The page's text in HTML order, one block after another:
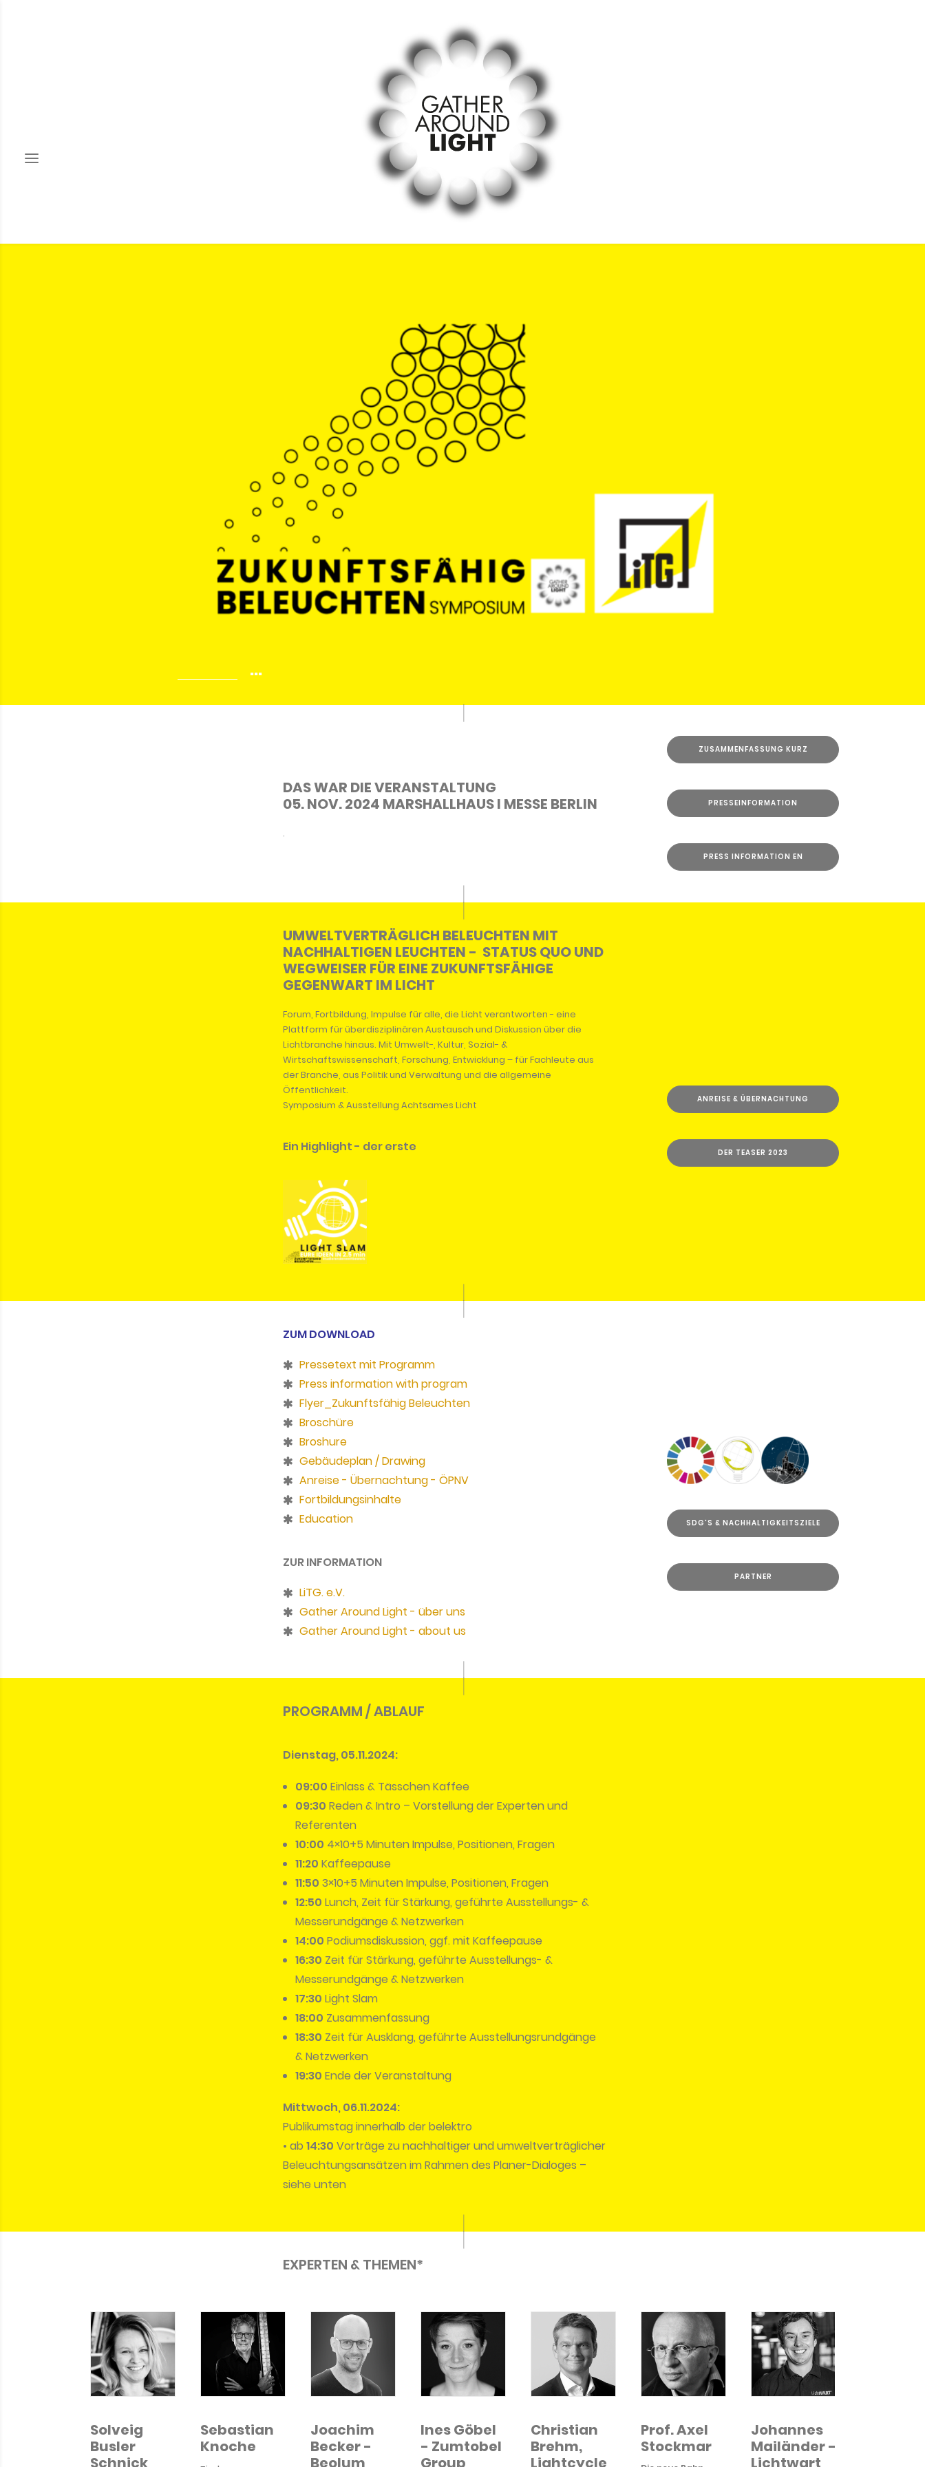
...
DAS WAR DIE VERANSTALTUNG
05. NOV. 2024 MARSHALLHAUS I MESSE BERLIN
.
ZUSAMMENFASSUNG KURZ
PRESSEINFORMATION
PRESS INFORMATION EN
UMWELTVERTRÄGLICH BELEUCHTEN MIT
NACHHALTIGEN LEUCHTEN - STATUS QUO UND
WEGWEISER FÜR EINE ZUKUNFTSFÄHIGE
GEGENWART IM LICHT
Forum, Fortbildung, Impulse für alle, die Licht verantworten - eine
Plattform für überdisziplinären Austausch und Diskussion über die
Lichtbranche hinaus. Mit Umwelt-, Kultur, Sozial- &
Wirtschaftswissenschaft, Forschung, Entwicklung – für Fachleute aus
der Branche, aus Politik und Verwaltung und die allgemeine
Öffentlichkeit.
Symposium & Ausstellung Achtsames Licht
Ein Highlight - der erste
ANREISE & ÜBERNACHTUNG
DER TEASER 2023
ZUM DOWNLOAD
Pressetext mit Programm
Press information with program
Flyer_Zukunftsfähig Beleuchten
Broschüre
Broshure
Gebäudeplan / Drawing
Anreise - Übernachtung - ÖPNV
Fortbildungsinhalte
Education
ZUR INFORMATION
LiTG. e.V.
Gather Around Light - über uns
Gather Around Light - about us
SDG'S & NACHHALTIGKEITSZIELE
PARTNER
PROGRAMM / ABLAUF
Dienstag, 05.11.2024:
09:00 Einlass & Tässchen Kaffee
09:30 Reden & Intro – Vorstellung der Experten und
Referenten
10:00 4×10+5 Minuten Impulse, Positionen, Fragen
11:20 Kaffeepause
11:50 3×10+5 Minuten Impulse, Positionen, Fragen
12:50 Lunch, Zeit für Stärkung, geführte Ausstellungs- &
Messerundgänge & Netzwerken
14:00 Podiumsdiskussion, ggf. mit Kaffeepause
16:30 Zeit für Stärkung, geführte Ausstellungs- &
Messerundgänge & Netzwerken
17:30 Light Slam
18:00 Zusammenfassung
18:30 Zeit für Ausklang, geführte Ausstellungsrundgänge
& Netzwerken
19:30 Ende der Veranstaltung
Mittwoch, 06.11.2024:
Publikumstag innerhalb der belektro
• ab14:30 Vorträge zu nachhaltiger und umweltverträglicher
Beleuchtungsansätzen im Rahmen des Planer-Dialoges –
siehe unten
EXPERTEN & THEMEN*
Solveig
Busler
Schnick
Sebastian
Knoche
Joachim
Becker -
Beolum
Ines Göbel
- Zumtobel
Group
Christian
Brehm,
Lightcycle
Prof. Axel
Stockmar
Johannes
Mailänder -
Lichtwart